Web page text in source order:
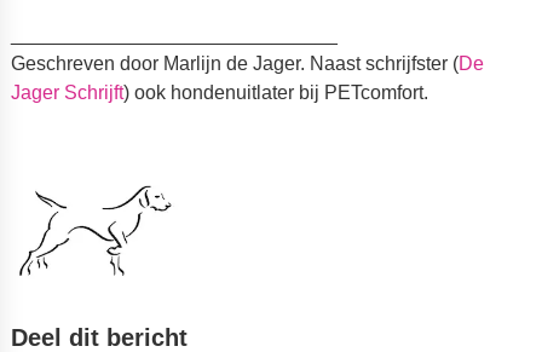
Geschreven door Marlijn de Jager. Naast schrijfster (De
Jager Schrijft) ook hondenuitlater bij PETcomfort.
Deel dit bericht